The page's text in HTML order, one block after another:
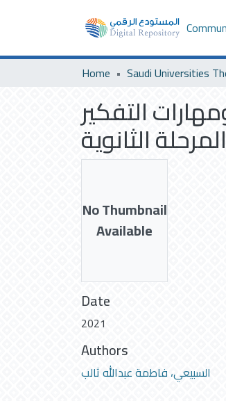
Home
التفكير
الثانوية
No Thumbnail
Available
Date
2021
Authors
السبيعي، فاطمة عبدالله ثالب